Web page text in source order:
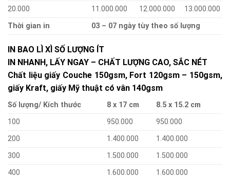
20.000
11.000.000 12.000.000
13.000.000
Thời gian in
03 – 07 ngày tùy theo số lượng
IN BAO LÌ XÌ SỐ LƯỢNG ÍT
IN NHANH, LẤY NGAY – CHẤT LƯỢNG CAO, SẮC NÉT
Chất liệu giấy Couche 150gsm, Fort 120gsm – 150gsm,
giấy Kraft, giấy Mỹ thuật có vân 140gsm
Số lượng/ Kích thước 8 x 17 cm
8.5 x 15.2 cm
100
950.000
950.000
200
1.400.000
1.400.000
300
1.500.000
1.500.000
400
1.600.000
1.600.000